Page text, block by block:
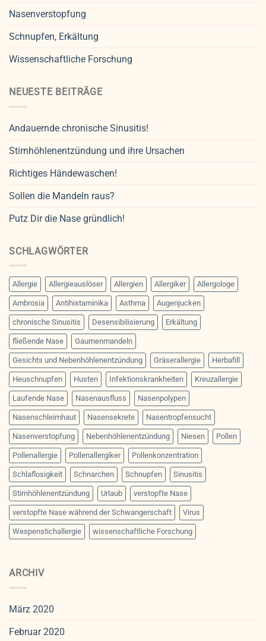
Nasenverstopfung
Schnupfen, Erkältung
Wissenschaftliche Forschung
NEUESTE BEITRÄGE
Andauernde chronische Sinusitis!
Stirnhöhlenentzündung und ihre Ursachen
Richtiges Händewaschen!
Sollen die Mandeln raus?
Putz Dir die Nase gründlich!
SCHLAGWÖRTER
Allergie Allergieauslöser Allergien Allergiker Allergologe
Ambrosia Antihistaminika Asthma Augenjucken
chronische Sinusitis Desensibilisierung Erkältung
fließende Nase Gaumenmandeln
Gesichts und Nebenhöhlenentzündung Gräserallergie Herbafill
Heuschnupfen Husten Infektionskrankheiten Kreuzallergie
Laufende Nase Nasenausfluss Nasenpolypen
Nasenschleimhaut Nasensekrete Nasentropfensucht
Nasenverstopfung Nebenhöhlenentzündung Niesen Pollen
Pollenallergie Pollenallergiker Pollenkonzentration
Schlaflosigkeit Schnarchen Schnupfen Sinusitis
Stirnhöhlenentzündung Urlaub verstopfte Nase
verstopfte Nase während der Schwangerschaft Virus
Wespenstichallergie wissenschaftliche Forschung
ARCHIV
März 2020
Februar 2020